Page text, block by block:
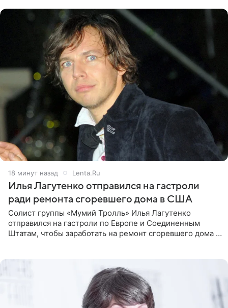
18 минут назад Lenta.Ru
Илья Лагутенко отправился на гастроли
ради ремонта сгоревшего дома в США
Солист группы «Мумий Тролль» Илья Лагутенко
отправился на гастроли по Европе и Соединенным
Штатам, чтобы заработать на ремонт сгоревшего дома в